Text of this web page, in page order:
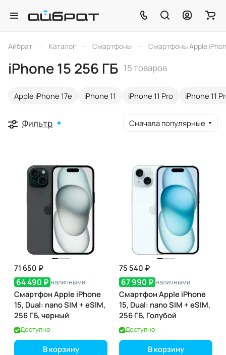
Айбрат – Каталог – Смартфоны – Смартфоны Apple
iPhone 15 256 ГБ 15 товаров
Apple iPhone 17e iPhone 11 iPhone 11 Pro iPhone 11
Фильтр Сначала популярные
71 650 ₽
64 490 ₽ наличными
Смартфон Apple iPhone
15, Dual: nano SIM + eSIM,
256 ГБ, черный
Доступно
В корзину
75 540 ₽
67 990 ₽ наличными
Смартфон Apple iPhone
15, Dual: nano SIM + eSIM,
256 ГБ, Голубой
Доступно
В корзину